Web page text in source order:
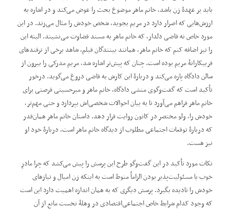
باید بر عهدۀ زن باشد، خانم ماهر موضوع بحث را عوض می‌کند و در اشاره به
ارزش‌هایی که اصرار دارد در مریم بجوید، شخص خودش را مثال می‌زند. در این
مورد خاص نه قاضی دلدار، که خانم ماهر به مسند قضاوت می‌نشیند. البته این
را نیز اضافه کنم که خانم ماهر، همانند بینندگان فیلم، شاهد برخی از ترفندهای
فریبکارانۀ مریم بوده است. چنان ‌که پیش‌تر اشاره شد، مریم مدرکی را بیرون از
سالن دادگاه پاره می‌کند و دربارۀ این کارش به قاضی دروغ می‌گوید. درخور
تأکید است که گفت‌وگوی منشی دادگاه، خانم ماهر و میرحسینی فرصتی برای
خانم ماهر فراهم می‌آورد تا به بیان احوالات شخصی‌اش بپردازد و حتی مهم‌تر،
خودش را، ولو مختصر در کانون روایت قرار دهد. داستان خانم ماهر همان‌قدر
که دربارۀ توقعات اجتماعی مطلوب از دیدگاه خانم ماهر است، دربارۀ خود او
نیز هست.
نکات مورد تأکید در این گفت‌وگو طرح این پرسش را پیش می‌کشد که چرا مادرِ
خوب یا مسئولیت‌پذیر بودن الزاماً منوط است به اینکه زن امیال و نیازهای
خودش را نادیده بگیرد. پرسش دیگری که به همان اندازه اهمیت دارد این است
که وجود کدام شرایط خاص اجتماعی‌اقتصادی در وهلۀ نخست مانع از آن